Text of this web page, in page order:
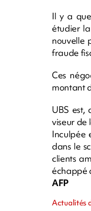
Il y a
étudier
nouvelle
fraude
Ces
montant
UBS est,
viseur de
Inculpée
dans le
clients
échappé
AFP
Actualités